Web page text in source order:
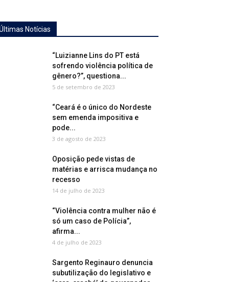
Notícias
“Luizianne Lins do PT está
sofrendo violência política de
gênero?”, questiona...
5 de setembro de 2023
“Ceará é o único do Nordeste
sem emenda impositiva e
pode...
3 de agosto de 2023
Oposição pede vistas de
matérias e arrisca mudança no
recesso
14 de julho de 2023
“Violência contra mulher não é
só um caso de Polícia”,
afirma...
4 de julho de 2023
Sargento Reginauro denuncia
subutilização do legislativo e